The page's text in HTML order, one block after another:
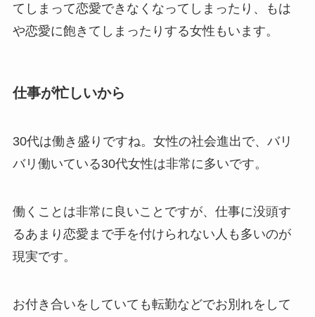
てしまって恋愛できなくなってしまったり、もは
や恋愛に飽きてしまったりする女性もいます。
仕事が忙しいから
30代は働き盛りですね。女性の社会進出で、バリ
バリ働いている30代女性は非常に多いです。
働くことは非常に良いことですが、仕事に没頭す
るあまり恋愛まで手を付けられない人も多いのが
現実です。
お付き合いをしていても転勤などでお別れをして